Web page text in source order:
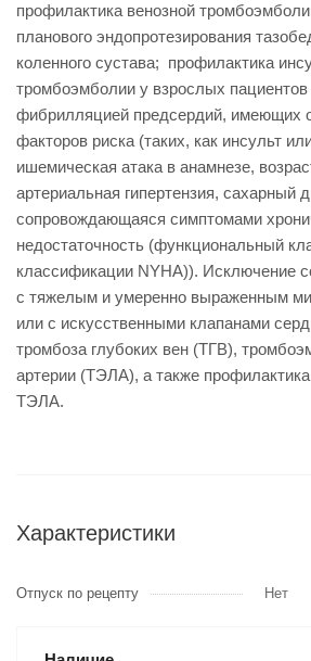
профилактика венозной
планового эндопротезирования
коленного сустава; профилактика
тромбоэмболии у взрослых пациентов
фибрилляцией предсердий, имеющих
факторов риска (таких, как инсульт
ишемическая атака в анамнезе,
артериальная гипертензия, сахарный
сопровождающаяся симптомами
недостаточность (функциональный
классификации NYHA)). Исключение
с тяжелым и умеренно выраженным
или с искусственными клапанами
тромбоза глубоких вен (ТГВ),
артерии (ТЭЛА), а также
ТЭЛА.
Характеристики
Отпуск по рецепту Нет